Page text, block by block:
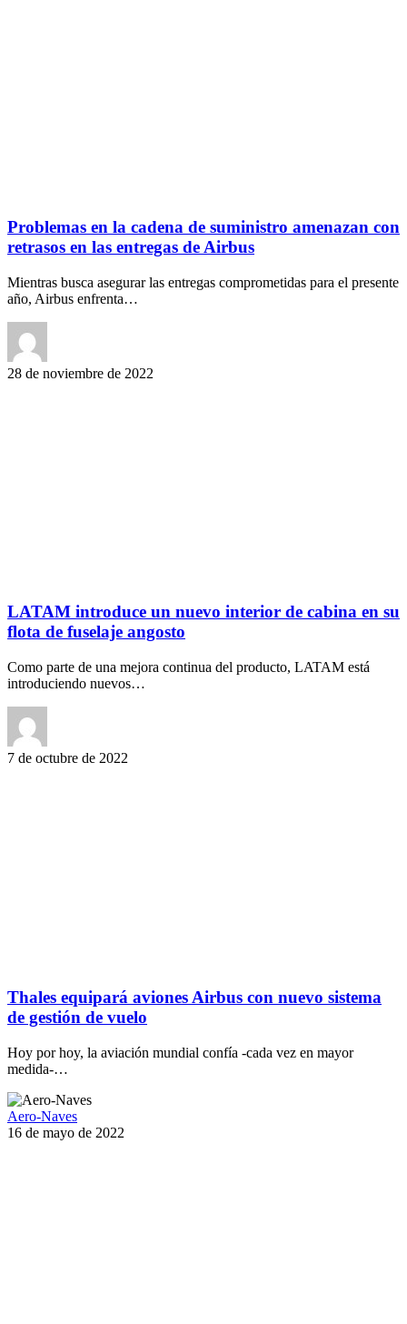
Problemas en la cadena de suministro amenazan con
retrasos en las entregas de Airbus
Mientras busca asegurar las entregas comprometidas para el presente
año, Airbus enfrenta…
28 de noviembre de 2022
LATAM introduce un nuevo interior de cabina en su
flota de fuselaje angosto
Como parte de una mejora continua del producto, LATAM está
introduciendo nuevos…
7 de octubre de 2022
Thales equipará aviones Airbus con nuevo sistema
de gestión de vuelo
Hoy por hoy, la aviación mundial confía -cada vez en mayor
medida-…
Aero-Naves
16 de mayo de 2022